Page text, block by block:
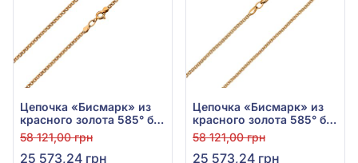
Цепочка «Бисмарк» из
красного золота 585° без
вставки, арт. 888033
58 121,00 грн
25 573,24 грн
Цепочка «Бисмарк» из
красного золота 585° без
вставки, арт. 888023
58 121,00 грн
25 573,24 грн